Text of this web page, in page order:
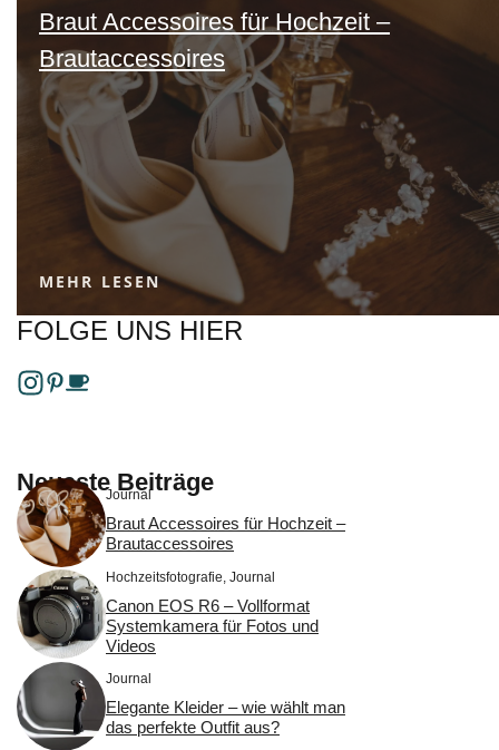
Braut Accessoires für Hochzeit –
Brautaccessoires
MEHR LESEN
FOLGE UNS HIER
Neueste Beiträge
Journal
Braut Accessoires für Hochzeit –
Brautaccessoires
Hochzeitsfotografie, Journal
Canon EOS R6 – Vollformat
Systemkamera für Fotos und
Videos
Journal
Elegante Kleider – wie wählt man
das perfekte Outfit aus?